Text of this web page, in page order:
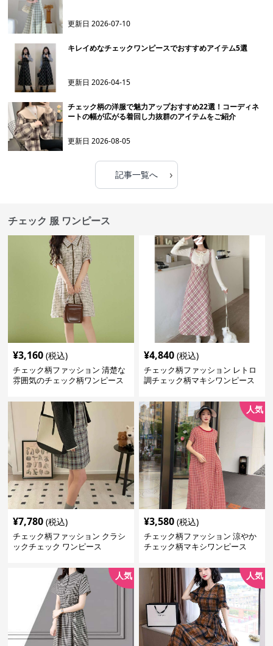
更新日2026-07-10
キレイめなチェックワンピースでおすすめアイテム5選
更新日2026-04-15
チェック柄の洋服で魅力アップおすすめ22選！コーディネ
ートの幅が広がる着回し力抜群のアイテムをご紹介
更新日2026-08-05
記事一覧へ ›
チェック 服 ワンピース
¥3,160 (税込)
チェック柄ファッション 清楚な
雰囲気のチェック柄ワンピース
¥4,840 (税込)
チェック柄ファッション レトロ
調チェック柄マキシワンピース
¥7,780 (税込)
チェック柄ファッション クラシ
ックチェック ワンピース
人気
¥3,580 (税込)
チェック柄ファッション 涼やか
チェック柄マキシワンピース
人気 人気